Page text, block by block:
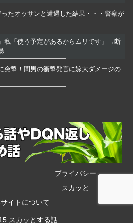
ったオッサンと遭遇した結果・・・警察が
私「使う予定があるからムリです」→断
…
突撃！間男の衝撃発言に嫁大ダメージの
プライバシー
スカッと
イトについて
スカッとする話.